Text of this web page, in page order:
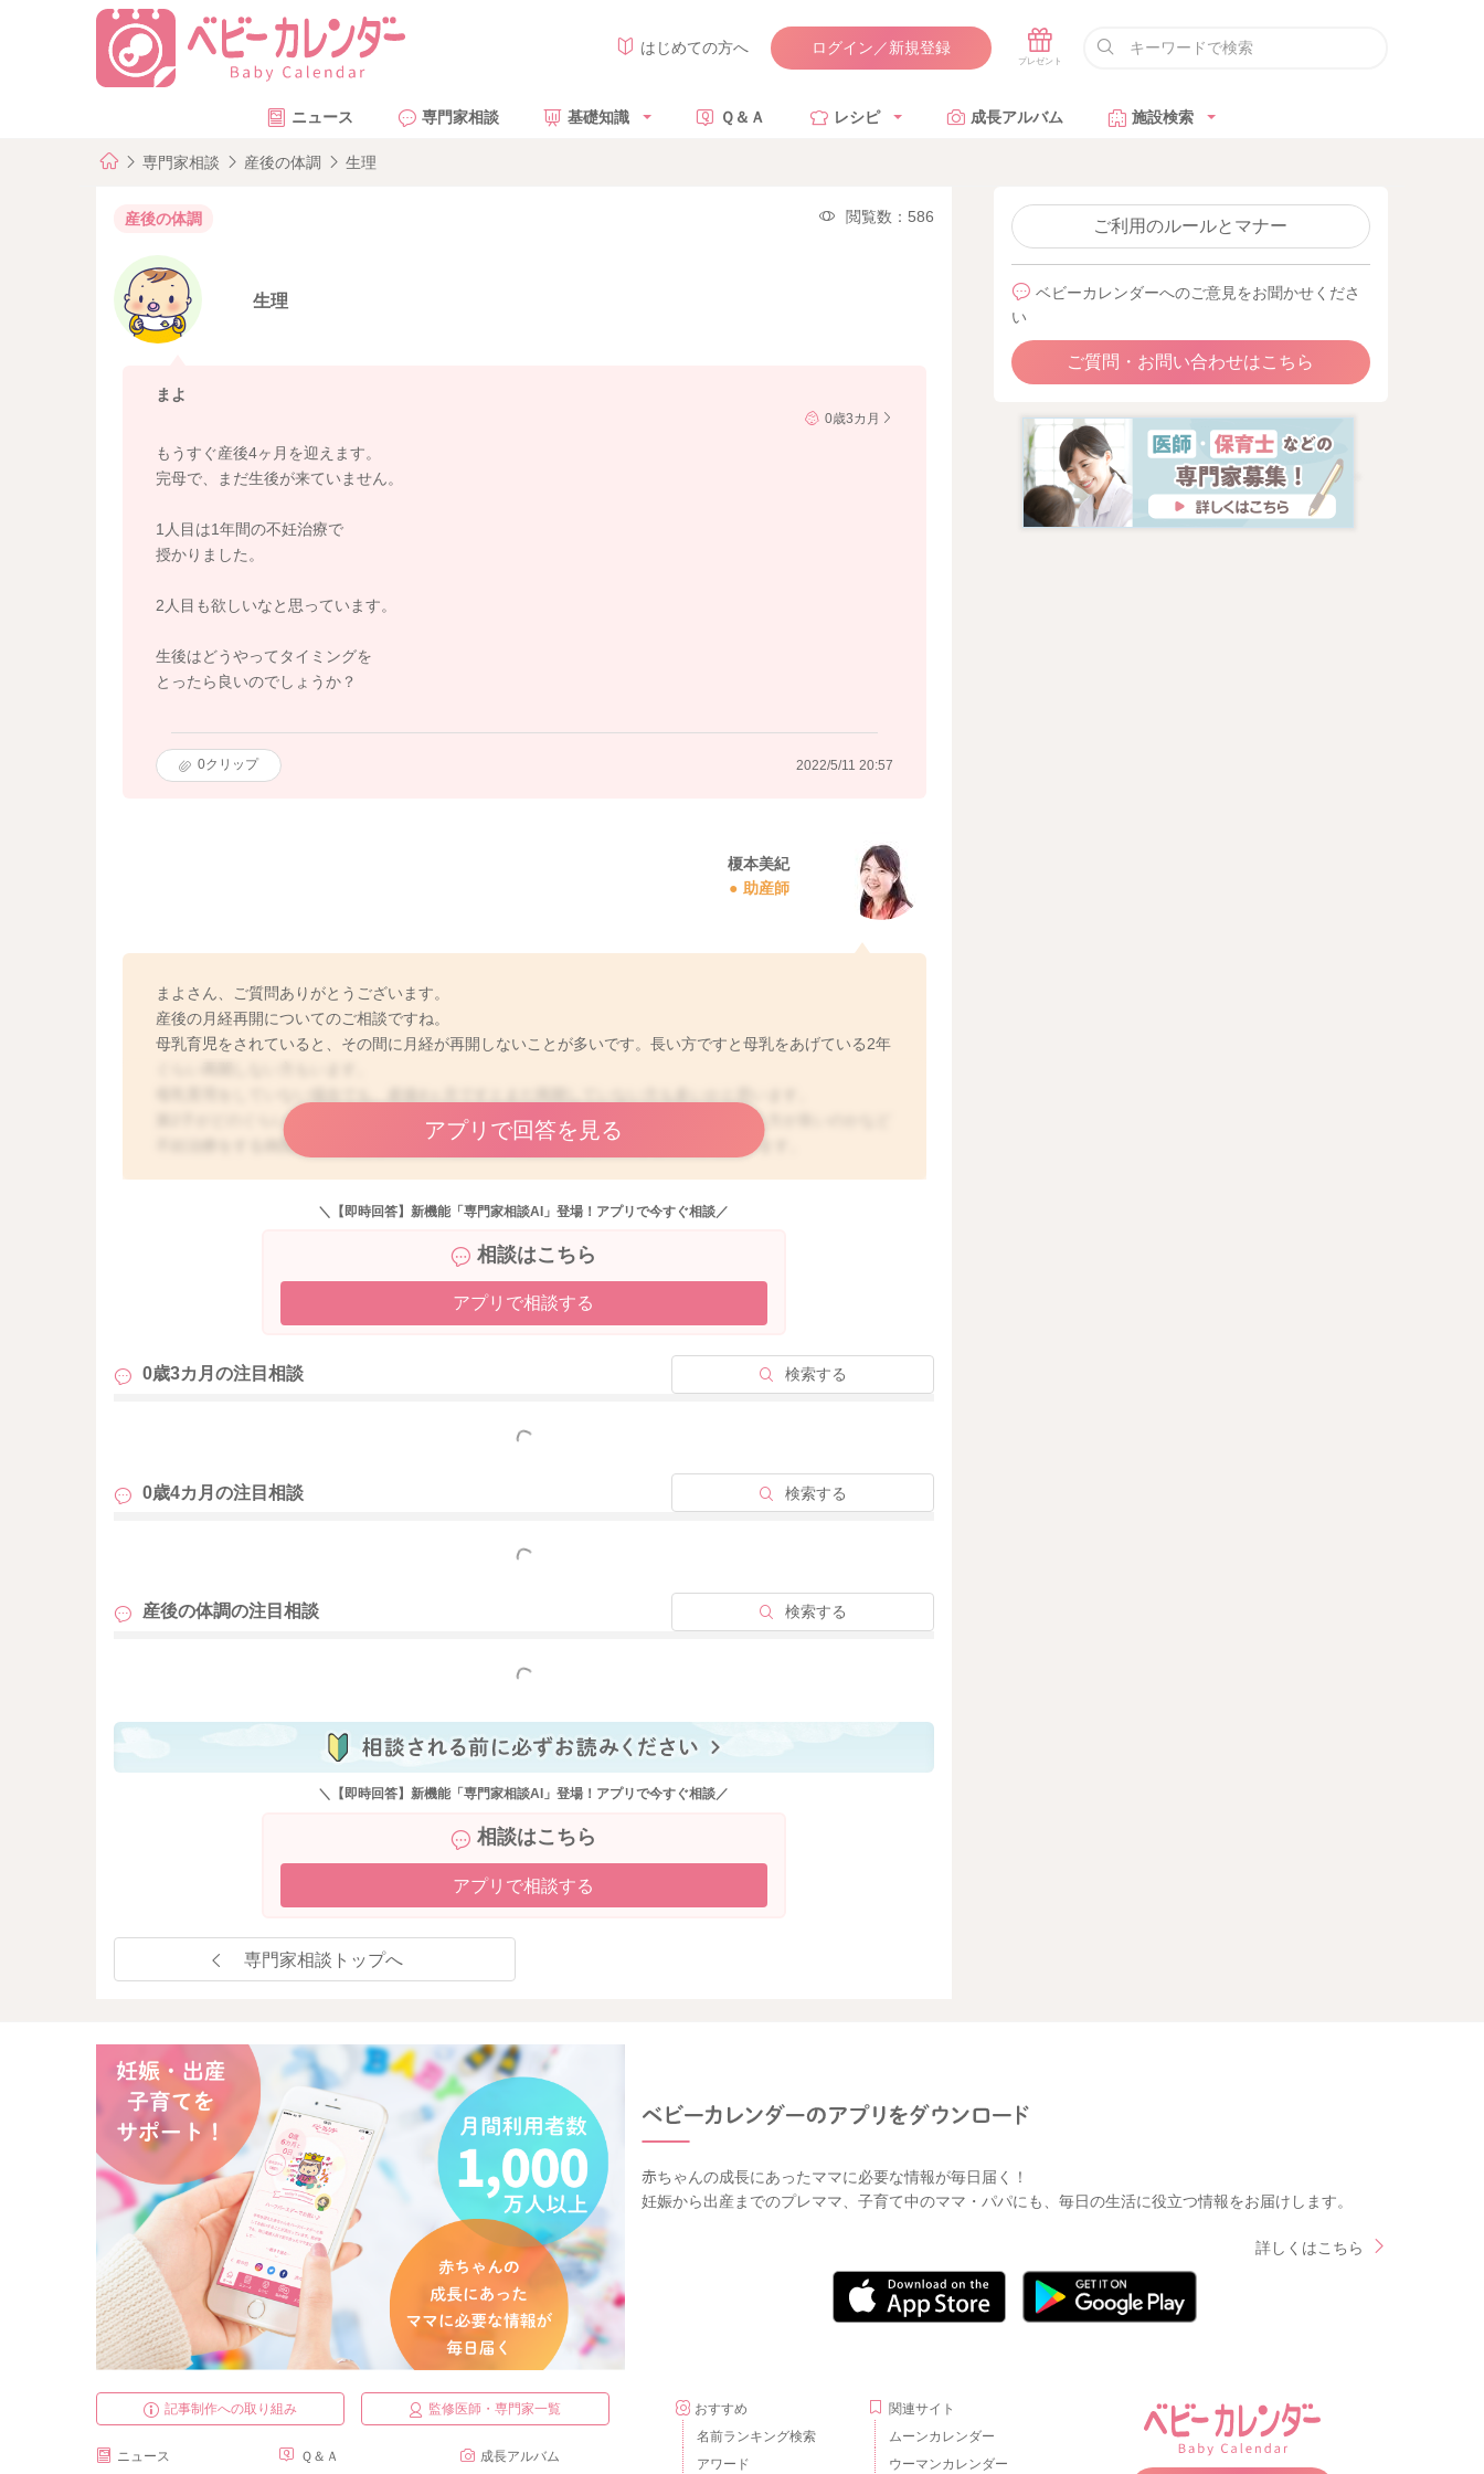
はじめての方へ ログイン／新規登録
ニュース 専門家相談 基礎知識 Ｑ＆Ａ レシピ 成長アルバム 施設検索
専門家相談 産後の体調 生理
産後の体調 閲覧数：586
生理
まよ
0歳3カ月
もうすぐ産後4ヶ月を迎えます。
完母で、まだ生後が来ていません。
1人目は1年間の不妊治療で
授かりました。
2人目も欲しいなと思っています。
生後はどうやってタイミングを
とったら良いのでしょうか？
0クリップ 2022/5/11 20:57
榎本美紀
助産師
まよさん、ご質問ありがとうございます。
産後の月経再開についてのご相談ですね。
母乳育児をされていると、その間に月経が再開しないことが多いです。長い方ですと母乳をあげている2年
第2子がどのぐらいの時期に欲しいのか、その場合にどのぐらいの時期から治療を始めた方が良いのかなど
不妊治療をする病院の方針もあるので、今後についてはご相談してみると良いかと思います。
ければいけないかもしれません。それも含めて、ご家族の方とご相談されると良いかと思います。
アプリで回答を見る
2022/5/12 14:59
＼【即時回答】新機能「専門家相談AI」登場！アプリで今すぐ相談／
相談はこちら
アプリで相談する
0歳3カ月の注目相談 検索する
もっと見る
0歳4カ月の注目相談 検索する
もっと見る
産後の体調の注目相談 検索する
もっと見る
＼【即時回答】新機能「専門家相談AI」登場！アプリで今すぐ相談／
相談はこちら
アプリで相談する
専門家相談トップへ
ご利用のルールとマナー
ベビーカレンダーへのご意見をお聞かせくださ
い
ご質問・お問い合わせはこちら
赤ちゃんの成長にあったママに必要な情報が毎日届く！
妊娠から出産までのプレママ、子育て中のママ・パパにも、毎日の生活に役立つ情報をお届けします。
詳しくはこちら
記事制作への取り組み 監修医師・専門家一覧
ニュース Ｑ＆Ａ 成長アルバム
おすすめ
名前ランキング検索
アワード
関連サイト
ムーンカレンダー
ウーマンカレンダー